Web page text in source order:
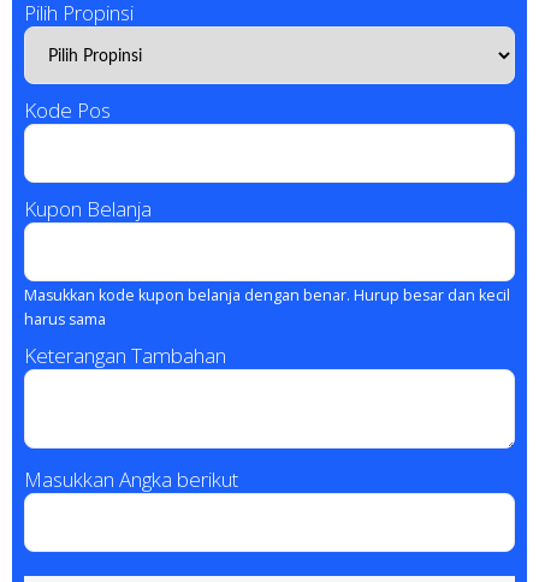
Pilih Propinsi
Kode Pos
Kupon Belanja
Masukkan kode kupon belanja dengan benar. Hurup besar dan kecil
harus sama
Keterangan Tambahan
Masukkan Angka berikut